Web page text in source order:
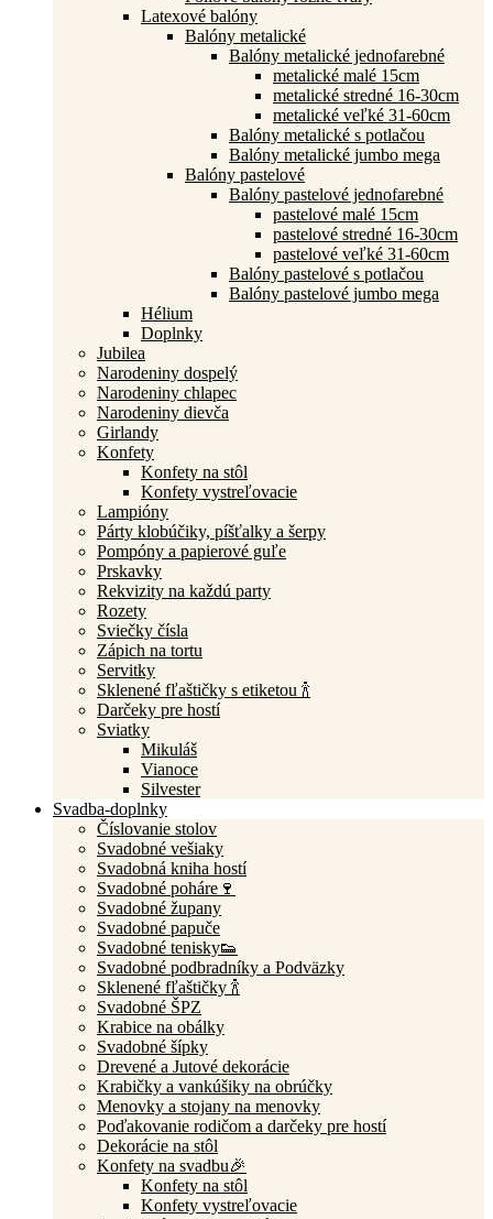
Latexové balóny
Balóny metalické
Balóny metalické jednofarebné
metalické malé 15cm
metalické stredné 16-30cm
metalické veľké 31-60cm
Balóny metalické s potlačou
Balóny metalické jumbo mega
Balóny pastelové
Balóny pastelové jednofarebné
pastelové malé 15cm
pastelové stredné 16-30cm
pastelové veľké 31-60cm
Balóny pastelové s potlačou
Balóny pastelové jumbo mega
Hélium
Doplnky
Jubilea
Narodeniny dospelý
Narodeniny chlapec
Narodeniny dievča
Girlandy
Konfety
Konfety na stôl
Konfety vystreľovacie
Lampióny
Párty klobúčiky, píšťalky a šerpy
Pompóny a papierové guľe
Prskavky
Rekvizity na každú party
Rozety
Sviečky čísla
Zápich na tortu
Servitky
Sklenené fľaštičky s etiketou 🍾
Darčeky pre hostí
Sviatky
Mikuláš
Vianoce
Silvester
Svadba-doplnky
Číslovanie stolov
Svadobné vešiaky
Svadobná kniha hostí
Svadobné poháre🍷
Svadobné župany
Svadobné papuče
Svadobné tenisky👟
Svadobné podbradníky a Podväzky
Sklenené fľaštičky 🍾
Svadobné ŠPZ
Krabice na obálky
Svadobné šípky
Drevené a Jutové dekorácie
Krabičky a vankúšiky na obrúčky
Menovky a stojany na menovky
Poďakovanie rodičom a darčeky pre hostí
Dekorácie na stôl
Konfety na svadbu🎉
Konfety na stôl
Konfety vystreľovacie